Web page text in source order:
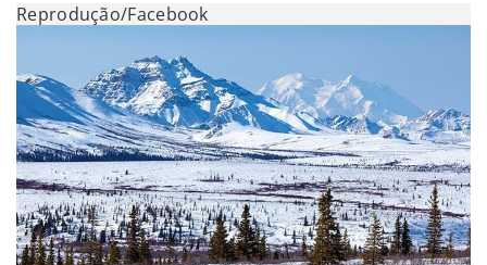
Reprodução/Facebook